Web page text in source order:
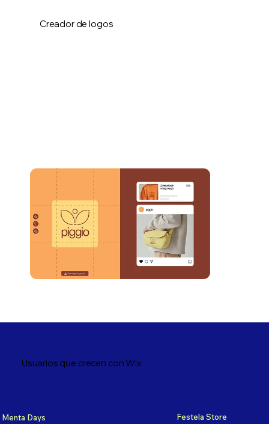
Creador de logos
Menta Days Festela Store
Usuarios que crecen con Wix